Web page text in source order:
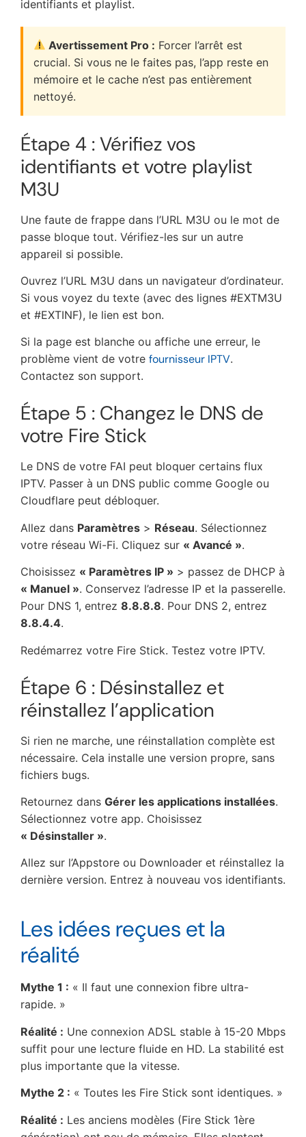
identifiants et playlist.
Avertissement Pro : Forcer l’arrêt est
crucial. Si vous ne le faites pas, l’app reste en
mémoire et le cache n’est pas entièrement
nettoyé.
Étape 4 : Vérifiez vos
identifiants et votre playlist
M3U
Une faute de frappe dans l’URL M3U ou le mot de
passe bloque tout. Vérifiez-les sur un autre
appareil si possible.
Ouvrez l’URL M3U dans un navigateur d’ordinateur.
Si vous voyez du texte (avec des lignes #EXTM3U
et #EXTINF), le lien est bon.
Si la page est blanche ou affiche une erreur, le
problème vient de votre fournisseur IPTV.
Contactez son support.
Étape 5 : Changez le DNS de
votre Fire Stick
Le DNS de votre FAI peut bloquer certains flux
IPTV. Passer à un DNS public comme Google ou
Cloudflare peut débloquer.
Allez dans Paramètres > Réseau. Sélectionnez
votre réseau Wi-Fi. Cliquez sur « Avancé ».
Choisissez « Paramètres IP » > passez de DHCP à
« Manuel ». Conservez l’adresse IP et la passerelle.
Pour DNS 1, entrez 8.8.8.8. Pour DNS 2, entrez
8.8.4.4.
Redémarrez votre Fire Stick. Testez votre IPTV.
Étape 6 : Désinstallez et
réinstallez l’application
Si rien ne marche, une réinstallation complète est
nécessaire. Cela installe une version propre, sans
fichiers bugs.
Retournez dans Gérer les applications installées.
Sélectionnez votre app. Choisissez
« Désinstaller ».
Allez sur l’Appstore ou Downloader et réinstallez la
dernière version. Entrez à nouveau vos identifiants.
Les idées reçues et la
réalité
Mythe 1 : « Il faut une connexion fibre ultra-
rapide. »
Réalité : Une connexion ADSL stable à 15-20 Mbps
suffit pour une lecture fluide en HD. La stabilité est
plus importante que la vitesse.
Mythe 2 : « Toutes les Fire Stick sont identiques. »
Réalité : Les anciens modèles (Fire Stick 1ère